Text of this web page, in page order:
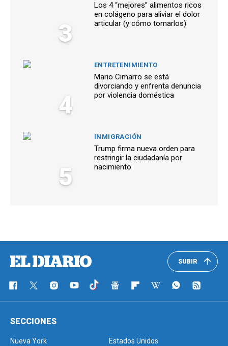
3
Los 4 “mejores” alimentos ricos
en colágeno para aliviar el dolor
articular (y cómo tomarlos)
4
ENTRETENIMIENTO
Mario Cimarro se está
divorciando y enfrenta denuncia
por violencia doméstica
5
INMIGRACIÓN
Trump firma nueva orden para
restringir la ciudadanía por
nacimiento
SUBIR
SECCIONES
Nueva York
Estados Unidos